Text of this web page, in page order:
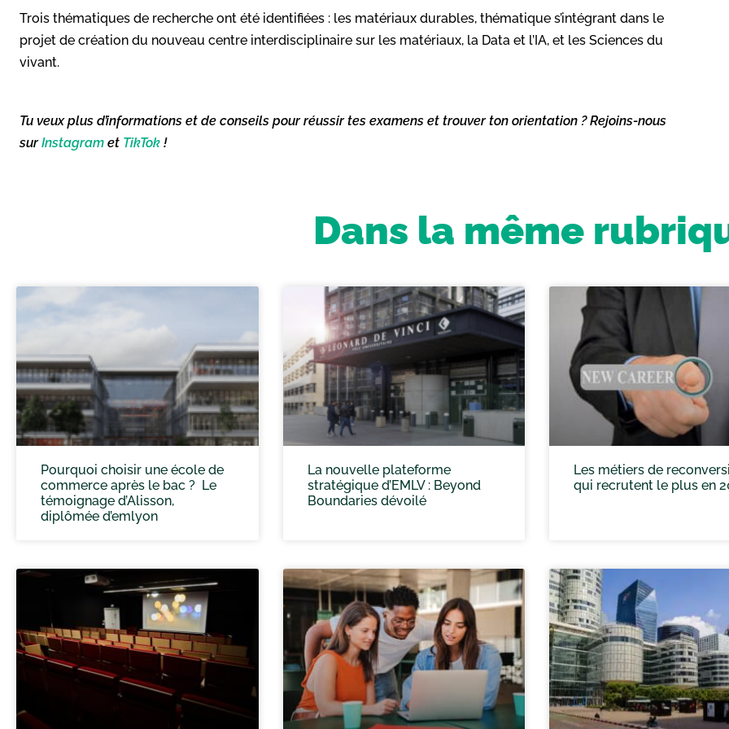
Trois thématiques de recherche ont été identifiées : les matériaux durables, thématique s’intégrant dans le
projet de création du nouveau centre interdisciplinaire sur les matériaux, la Data et l’IA, et les Sciences du
vivant.
Tu veux plus d’informations et de conseils pour réussir tes examens et trouver ton orientation ? Rejoins-nous
surInstagram et TikTok !
Dans la même
Pourquoi choisir une école de
commerce après le bac ? Le
témoignage d’Alisson,
diplômée d’emlyon
La nouvelle plateforme
stratégique d’EMLV : Beyond
Boundaries dévoilé
Les métiers de
qui recrutent le plus en